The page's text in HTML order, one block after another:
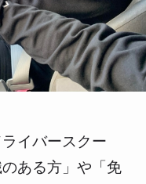
イバースクー
ある方」や「免